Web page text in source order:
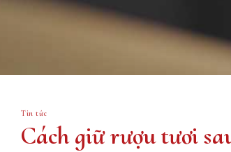
Tin tức
Cách giữ rượu tươi